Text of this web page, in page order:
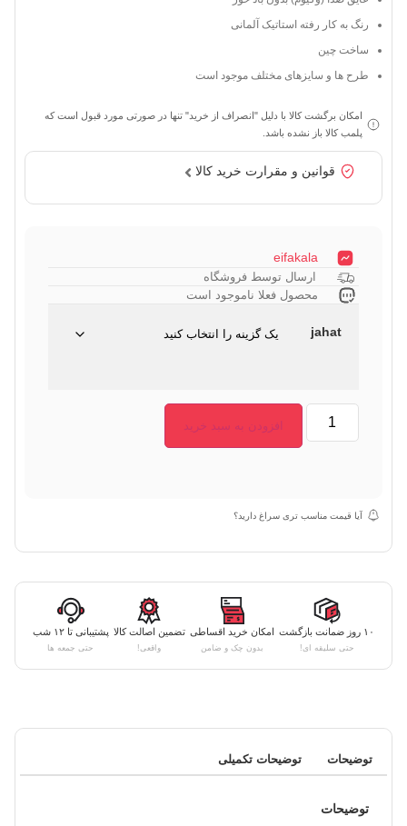
رنگ به کار رفته استاتیک آلمانی
ساخت چین
طرح ها و سایزهای مختلف موجود است
امکان برگشت کالا با دلیل "انصراف از خرید" تنها در صورتی مورد قبول است که
پلمب کالا باز نشده باشد.
قوانین و مقرارت خرید کالا
eifakala
ارسال توسط فروشگاه
محصول فعلا ناموجود است
jahat
افزودن به سبد خرید
آیا قیمت مناسب تری سراغ دارید؟
۱۰ روز ضمانت بازگشت
حتی سلیقه ای!
امکان خرید اقساطی
بدون چک و ضامن
تضمین اصالت کالا
واقعی!
پشتیبانی تا ۱۲ شب
حتی جمعه ها
توضیحات توضیحات تکمیلی
توضیحات